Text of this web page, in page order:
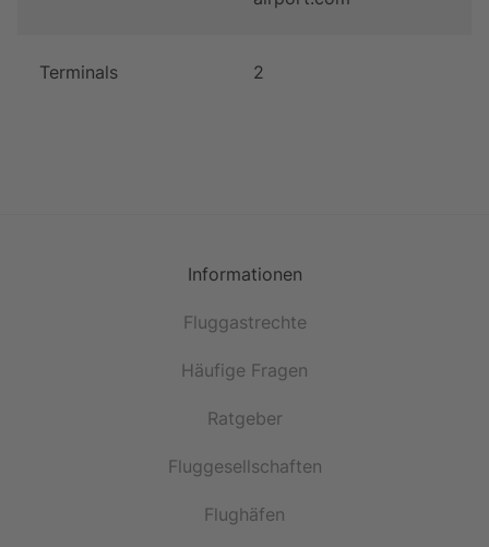
Terminals 2
Informationen
Fluggastrechte
Häufige Fragen
Ratgeber
Fluggesellschaften
Flughäfen